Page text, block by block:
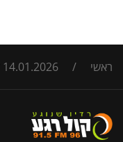
ראשי / 14.01.2026 | תוצרת הארץ